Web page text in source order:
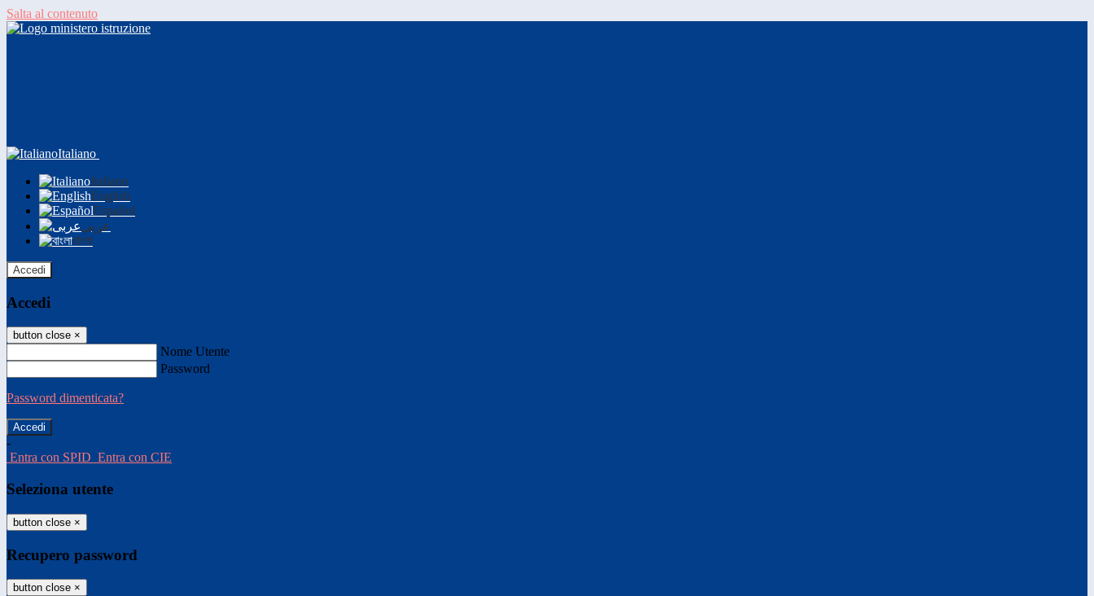
Salta al contenuto
Italiano
Italiano
English
Español
عربى
বাংলা
Accedi
Accedi
button close ×
Nome Utente
Password
Password dimenticata?
-
Entra con SPID Entra con CIE
Seleziona utente
button close ×
Recupero password
button close ×